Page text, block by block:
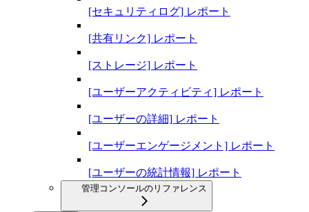
[セキュリティログ] レポート
[共有リンク] レポート
[ストレージ] レポート
[ユーザーアクティビティ] レポート
[ユーザーの詳細] レポート
[ユーザーエンゲージメント] レポート
[ユーザーの統計情報] レポート
管理コンソールのリファレンス